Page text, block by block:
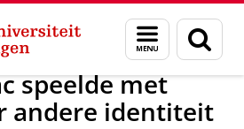
Menu
en
zoeken
speelde met
andere identiteit